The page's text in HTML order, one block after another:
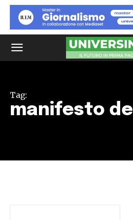
Tag:
manifesto